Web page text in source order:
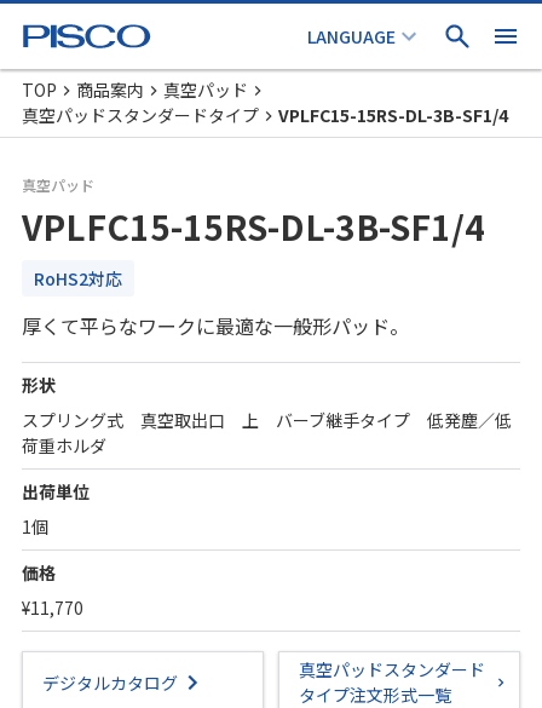
TOP 商品案内
真空パッド
真空パッドスタンダードタイプ
VPLFC15-15RS-DL-3B-SF1/4
真空パッド
VPLFC15-15RS-DL-3B-SF1/4
RoHS2対応
厚くて平らなワークに最適な一般形パッド。
形状
スプリング式 真空取出口 上 バーブ継手タイプ 低発塵／低
荷重ホルダ
出荷単位
1個
価格
¥11,770
デジタルカタログ
真空パッドスタンダード
タイプ注文形式一覧